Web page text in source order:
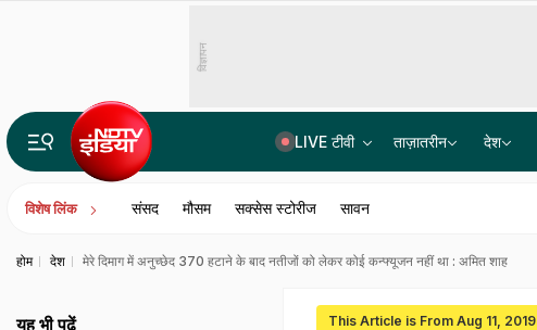
विज्ञापन
LIVE टीवी ताज़ातरीन देश
विशेष लिंक संसद मौसम सक्सेस स्टोरीज सावन
होम देश मेरे दिमाग में अनुच्छेद 370 हटाने के बाद नतीजों को लेकर कोई कन्फ्यूजन नहीं था : अमित शाह
This Article is From Aug 11, 2019
यह भी पढ़ें